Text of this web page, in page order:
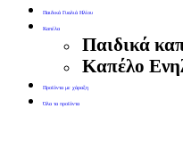
Παιδικά Γυαλιά Ηλίου
Καπέλα
Παιδικά
Καπέλο
Προϊόντα με χάραξη
Όλα τα προϊόντα